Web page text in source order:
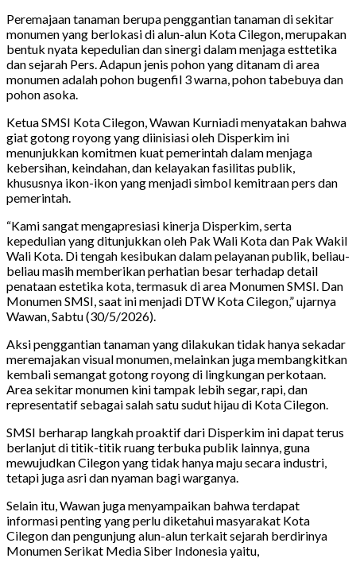
Peremajaan tanaman berupa penggantian tanaman di sekitar
monumen yang berlokasi di alun-alun Kota Cilegon, merupakan
bentuk nyata kepedulian dan sinergi dalam menjaga esttetika
dan sejarah Pers. Adapun jenis pohon yang ditanam di area
monumen adalah pohon bugenfil 3 warna, pohon tabebuya dan
pohon asoka.
Ketua SMSI Kota Cilegon, Wawan Kurniadi menyatakan bahwa
giat gotong royong yang diinisiasi oleh Disperkim ini
menunjukkan komitmen kuat pemerintah dalam menjaga
kebersihan, keindahan, dan kelayakan fasilitas publik,
khususnya ikon-ikon yang menjadi simbol kemitraan pers dan
pemerintah.
“Kami sangat mengapresiasi kinerja Disperkim, serta
kepedulian yang ditunjukkan oleh Pak Wali Kota dan Pak Wakil
Wali Kota. Di tengah kesibukan dalam pelayanan publik, beliau-
beliau masih memberikan perhatian besar terhadap detail
penataan estetika kota, termasuk di area Monumen SMSI. Dan
Monumen SMSI, saat ini menjadi DTW Kota Cilegon,” ujarnya
Wawan, Sabtu (30/5/2026).
Aksi penggantian tanaman yang dilakukan tidak hanya sekadar
meremajakan visual monumen, melainkan juga membangkitkan
kembali semangat gotong royong di lingkungan perkotaan.
Area sekitar monumen kini tampak lebih segar, rapi, dan
representatif sebagai salah satu sudut hijau di Kota Cilegon.
SMSI berharap langkah proaktif dari Disperkim ini dapat terus
berlanjut di titik-titik ruang terbuka publik lainnya, guna
mewujudkan Cilegon yang tidak hanya maju secara industri,
tetapi juga asri dan nyaman bagi warganya.
Selain itu, Wawan juga menyampaikan bahwa terdapat
informasi penting yang perlu diketahui masyarakat Kota
Cilegon dan pengunjung alun-alun terkait sejarah berdirinya
Monumen Serikat Media Siber Indonesia yaitu,